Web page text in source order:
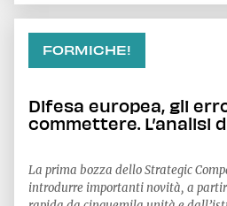
FORMICHE!
Difesa europea, gli
commettere. L’analisi
La prima bozza dello Strategic
introdurre importanti novità, a